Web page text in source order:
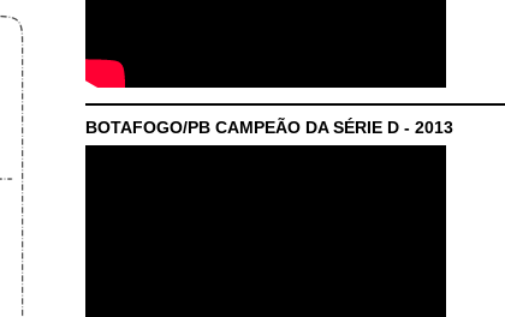
BOTAFOGO/PB CAMPEÃO DA SÉRIE D - 2013